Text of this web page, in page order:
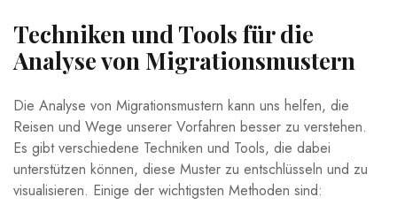
Techniken und Tools für die
Analyse von Migrationsmustern
Die Analyse von Migrationsmustern kann uns helfen, die
Reisen und Wege unserer Vorfahren⁤ besser zu verstehen.
Es gibt⁣ verschiedene⁣ Techniken und Tools,​ die‌ dabei
unterstützen ​können, diese ⁢Muster zu entschlüsseln und zu
visualisieren. Einige ‌der wichtigsten Methoden sind: